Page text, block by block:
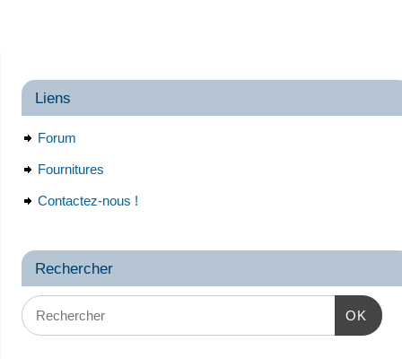
Liens
Forum
Fournitures
Contactez-nous !
Rechercher
OK